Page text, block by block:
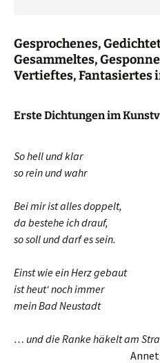
Gesprochenes,
Gesammeltes,
Vertieftes, Fantasiertes
Erste Dichtungen im
So hell und klar
so rein und wahr
Bei mir ist alles doppelt,
da bestehe ich drauf,
so soll und darf es sein.
Einst wie ein Herz gebaut
ist heut‘ noch immer
mein Bad Neustadt
… und die Ranke häkelt am